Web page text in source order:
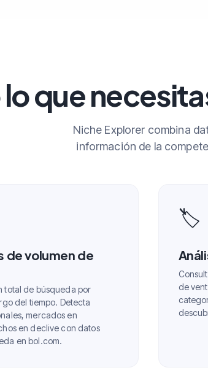
que
Niche Explorer combina
información de la
de volumen de
total de búsqueda por
del tiempo. Detecta
mercados en
en declive con datos
en bol.com.
🏷️
de